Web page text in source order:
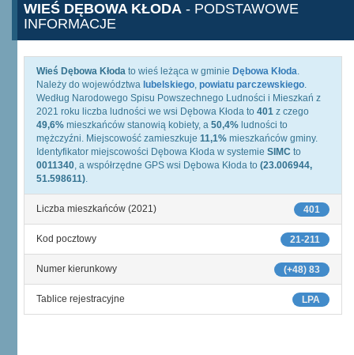
WIEŚ DĘBOWA KŁODA - PODSTAWOWE
INFORMACJE
Wieś Dębowa Kłoda to wieś leżąca w gminie Dębowa Kłoda.
Należy do województwa lubelskiego, powiatu parczewskiego.
Według Narodowego Spisu Powszechnego Ludności i Mieszkań z
2021 roku liczba ludności we wsi Dębowa Kłoda to 401 z czego
49,6% mieszkańców stanowią kobiety, a 50,4% ludności to
mężczyźni. Miejscowość zamieszkuje 11,1% mieszkańców gminy.
Identyfikator miejscowości Dębowa Kłoda w systemie SIMC to
0011340, a współrzędne GPS wsi Dębowa Kłoda to (23.006944,
51.598611).
401
Liczba mieszkańców (2021)
21-211
Kod pocztowy
(+48) 83
Numer kierunkowy
LPA
Tablice rejestracyjne